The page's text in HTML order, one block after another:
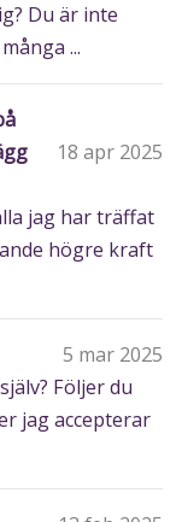
Du är inte
...
18 apr 2025
jag har träffat
högre kraft
5 mar 2025
Följer du
jag accepterar